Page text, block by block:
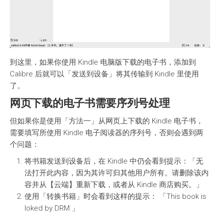
到这里，如果你使用 Kindle 电脑版下载的电子书，添加到
Calibre 后就可以「发送到设备」将其传输到 Kindle 里使用
了。
网页下载的电子书需要序列号处理
但如果你是使用「方法一」从网页上下载的 Kindle 电子书，
需要填写所使用 Kindle 电子阅读器的序列号，否则会遇到两
个问题：
将书籍发送到设备后，在 Kindle 中仍会看到提示：「无
法打开此内容，因为其许可归其他用户所有。请删除该内
容并从【云端】重新下载，或者从 Kindle 商店购买。」
使用「转换书籍」时会看到这样的提示： 「This book is
loked by DRM.」